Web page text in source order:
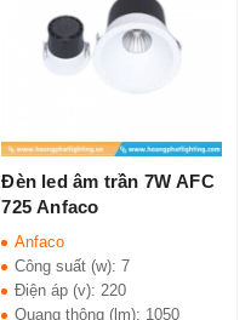
Đèn led âm trần 7W AFC
725 Anfaco
Anfaco
Công suất (w):7
Điện áp (v):220
Quang thông (lm): 1050